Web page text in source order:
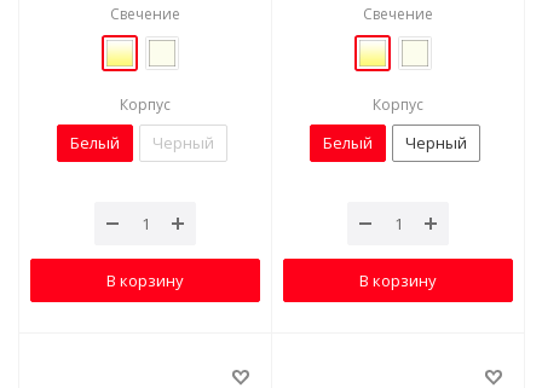
Свечение
Корпус
Белый Черный
В корзину
Свечение
Корпус
Белый Черный
В корзину